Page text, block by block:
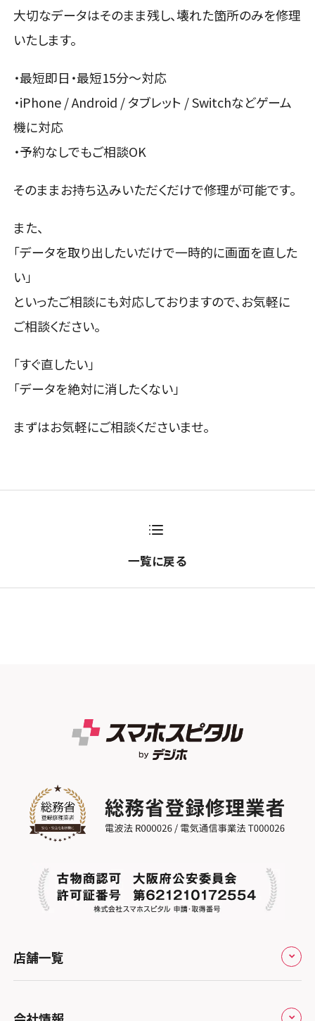
大切なデータはそのまま残し、壊れた箇所のみを修理
いたします。
・最短即日・最短15分〜対応
・iPhone / Android / タブレット / Switchなどゲーム
機に対応
・予約なしでもご相談OK
そのままお持ち込みいただくだけで修理が可能です。
また、
「データを取り出したいだけで一時的に画面を直した
い」
といったご相談にも対応しておりますので、お気軽に
ご相談ください。
「すぐ直したい」
「データを絶対に消したくない」
まずはお気軽にご相談くださいませ。
一覧に戻る
店舗一覧